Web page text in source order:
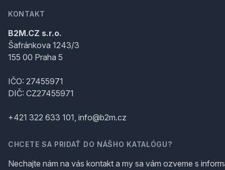
KONTAKT
B2M.CZ s.r.o.
Šafránkova 1243/3
155 00 Praha 5
IČO: 27455971
DIČ: CZ27455971
+421 322 633 101, info@b2m.cz
CHCETE SA PRIDAŤ DO NÁŠHO KATALÓGU?
Nechajte nám na vás kontakt a my sa vám ozveme s